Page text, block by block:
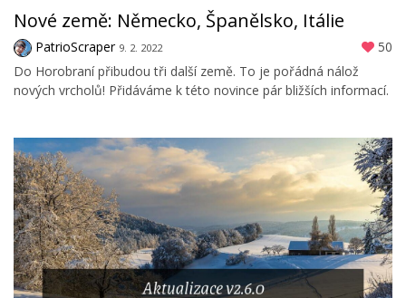
Nové země: Německo, Španělsko, Itálie
PatrioScraper 9. 2. 2022
50
Do Horobraní přibudou tři další země. To je pořádná nálož
nových vrcholů! Přidáváme k této novince pár bližších informací.